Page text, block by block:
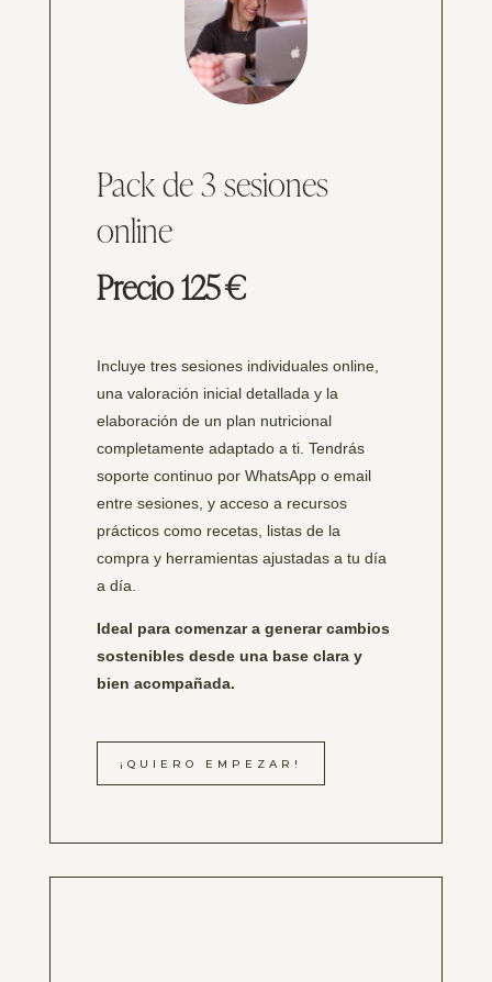
Pack de 3 sesiones
online
Precio 125 €
Incluye tres sesiones individuales online,
una valoración inicial detallada y la
elaboración de un plan nutricional
completamente adaptado a ti. Tendrás
soporte continuo por WhatsApp o email
entre sesiones, y acceso a recursos
prácticos como recetas, listas de la
compra y herramientas ajustadas a tu día
a día.
Ideal para comenzar a generar cambios
sostenibles desde una base clara y
bien acompañada.
¡QUIERO EMPEZAR!